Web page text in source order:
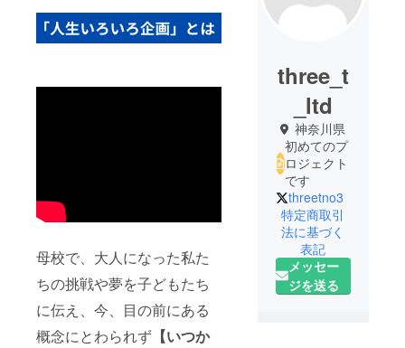
母校で、大人になった私た
ちの挑戦や夢を子どもたち
に伝え、今、目の前にある
概念にとわられず 【いつか
three_t
_ltd
神奈川県
初めてのプ
ロジェクト
です
threetno3
特定商取引
法に基づく
表記
メッセー
ジを送る